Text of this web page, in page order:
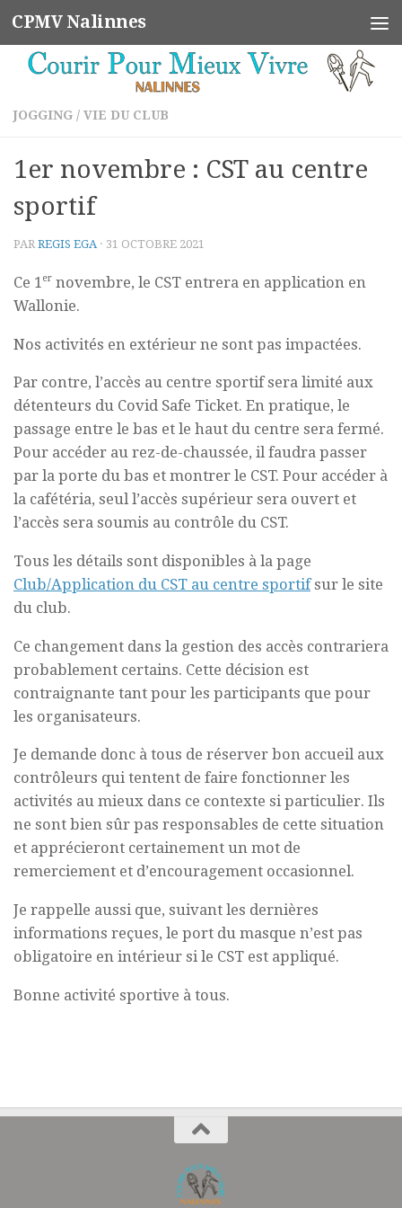
Skip to content
CPMV Nalinnes
JOGGING / VIE DU CLUB
1er novembre : CST au centre
sportif
PAR REGIS EGA · 31 OCTOBRE 2021
Ce 1 er novembre, le CST entrera en application en
Wallonie.
Nos activités en extérieur ne sont pas impactées.
Par contre, l’accès au centre sportif sera limité aux
détenteurs du Covid Safe Ticket. En pratique, le
passage entre le bas et le haut du centre sera fermé.
Pour accéder au rez-de-chaussée, il faudra passer
par la porte du bas et montrer le CST. Pour accéder à
la cafétéria, seul l’accès supérieur sera ouvert et
l’accès sera soumis au contrôle du CST.
Tous les détails sont disponibles à la page
Club/Application du CST au centre sportifsur le site
du club.
Ce changement dans la gestion des accès contrariera
probablement certains. Cette décision est
contraignante tant pour les participants que pour
les organisateurs.
Je demande donc à tous de réserver bon accueil aux
contrôleurs qui tentent de faire fonctionner les
activités au mieux dans ce contexte si particulier. Ils
ne sont bien sûr pas responsables de cette situation
et apprécieront certainement un mot de
remerciement et d’encouragement occasionnel.
Je rappelle aussi que, suivant les dernières
informations reçues, le port du masque n’est pas
obligatoire en intérieur si le CST est appliqué.
Bonne activité sportive à tous.